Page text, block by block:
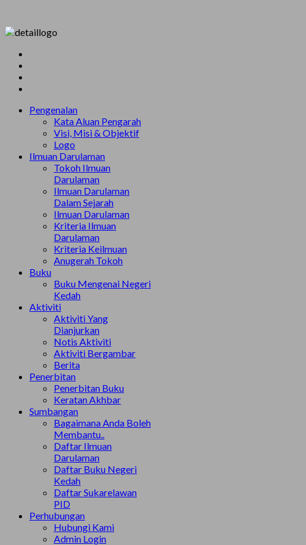
Pengenalan
Kata Aluan Pengarah
Visi, Misi & Objektif
Logo
Ilmuan Darulaman
Tokoh Ilmuan
Darulaman
Ilmuan Darulaman
Dalam Sejarah
Ilmuan Darulaman
Kriteria Ilmuan
Darulaman
Kriteria Keilmuan
Anugerah Tokoh
Buku
Buku Mengenai Negeri
Kedah
Aktiviti
Aktiviti Yang
Dianjurkan
Notis Aktiviti
Aktiviti Bergambar
Berita
Penerbitan
Penerbitan Buku
Keratan Akhbar
Sumbangan
Bagaimana Anda Boleh
Membantu..
Daftar Ilmuan
Darulaman
Daftar Buku Negeri
Kedah
Daftar Sukarelawan
PID
Perhubungan
Hubungi Kami
Admin Login